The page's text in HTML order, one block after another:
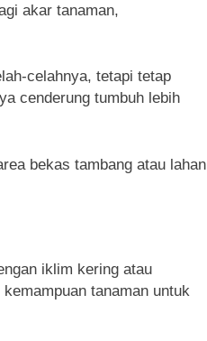
akar tanaman,
celahnya, tetapi tetap
cenderung tumbuh lebih
bekas tambang atau lahan
iklim kering atau
tanaman untuk